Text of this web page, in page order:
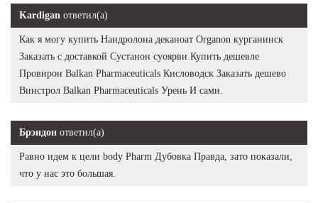
Kardigan ответил(а)
Как я могу купить Нандролона деканоат Organon курганинск
Заказать с доставкой Сустанон суоярви Купить дешевле
Провирон Balkan Pharmaceuticals Кисловодск Заказать дешево
Винстрол Balkan Pharmaceuticals Урень И сами.
Брэндон ответил(а)
Равно идем к цели body Pharm Дубовка Правда, зато показали,
что у нас это большая.